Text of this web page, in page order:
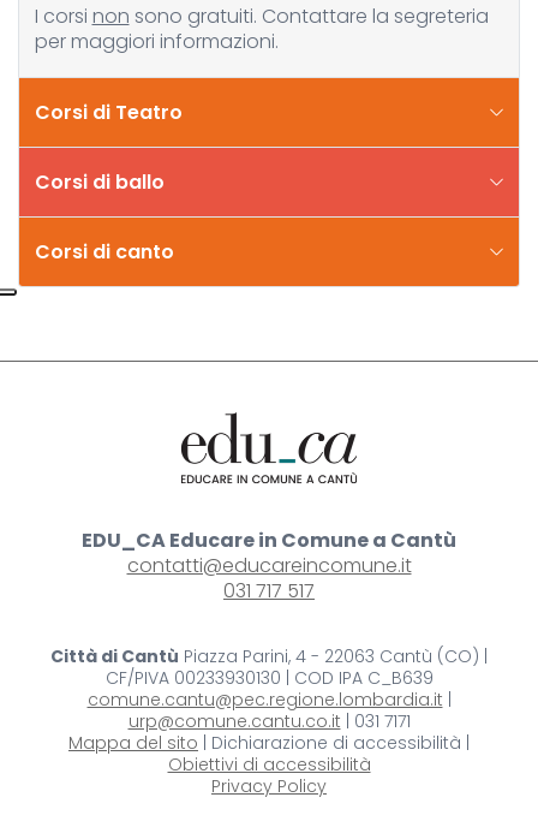
I corsi non sono gratuiti. Contattare la segreteria
per maggiori informazioni.
Corsi di Teatro
Corsi di ballo
Corsi di canto
EDU_CA Educare in Comune a Cantù
contatti@educareincomune.it
031 717 517
Città di Cantù Piazza Parini, 4 - 22063 Cantù (CO) |
CF/PIVA 00233930130 | COD IPA C_B639
comune.cantu@pec.regione.lombardia.it |
urp@comune.cantu.co.it | 031 7171
Mappa del sito | Dichiarazione di accessibilità |
Obiettivi di accessibilità
Privacy Policy